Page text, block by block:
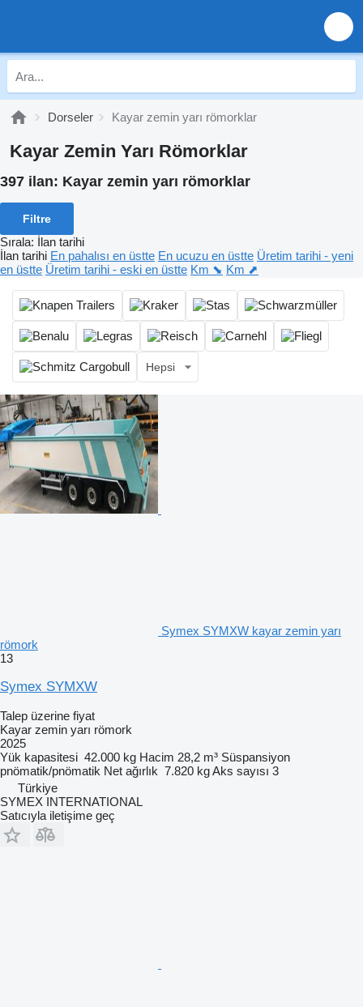
Dorseler Kayar zemin yarı römorklar
Kayar Zemin Yarı Römorklar
397 ilan: Kayar zemin yarı römorklar
Filtre
Sırala: İlan tarihi
İlan tarihi En pahalısı en üstte En ucuzu en üstte Üretim tarihi - yeni
en üstte Üretim tarihi - eski en üstte Km ⬊ Km ⬈
Hepsi
Symex SYMXW kayar zemin yarı
römork
13
Symex SYMXW
Talep üzerine fiyat
Kayar zemin yarı römork
2025
Yük kapasitesi 42.000 kg Hacim 28,2 m³ Süspansiyon
pnömatik/pnömatik Net ağırlık 7.820 kgAks sayısı 3
Türkiye
SYMEX INTERNATIONAL
Satıcıyla iletişime geç